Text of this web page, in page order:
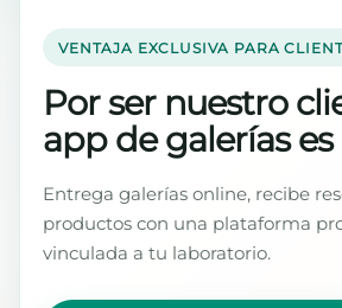
VENTAJA EXCLUSIVA PARA
Por ser nuestro
app de galerías
Entrega galerías online, recibe
productos con una plataforma
vinculada a tu laboratorio.